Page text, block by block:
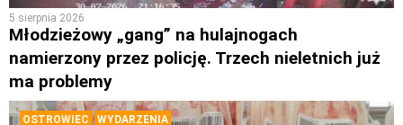
5 sierpnia 2026
Młodzieżowy „gang” na hulajnogach
namierzony przez policję. Trzech nieletnich już
ma problemy
OSTROWIEC WYDARZENIA